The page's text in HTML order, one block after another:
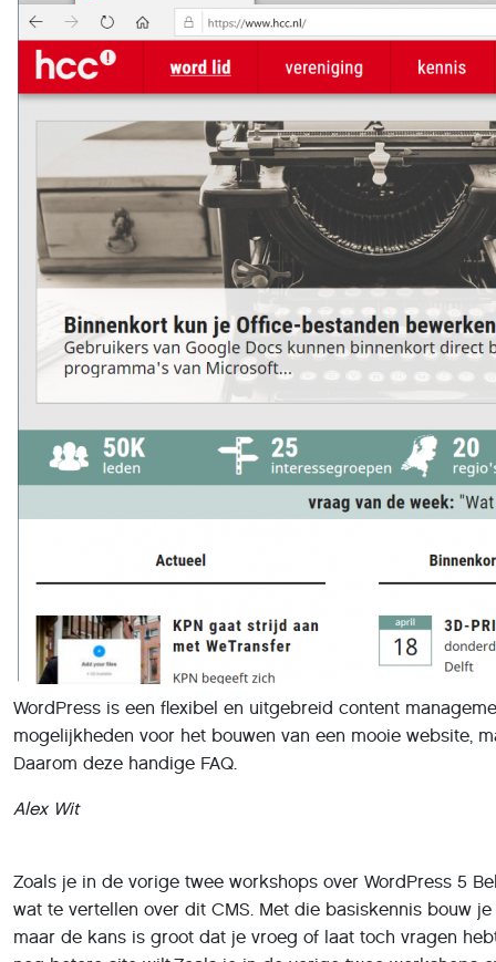
WordPress is een flexibel en uitgebreid content
mogelijkheden voor het bouwen van een mooie website,
Daarom deze handige FAQ.
Alex Wit
Zoals je in de vorige twee workshops over WordPress 5
wat te vertellen over dit CMS. Met die basiskennis bouw
maar de kans is groot dat je vroeg of laat toch vragen